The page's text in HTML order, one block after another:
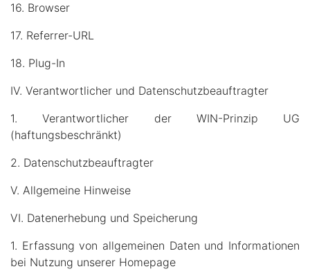
16. Browser
17. Referrer-URL
18. Plug-In
IV. Verantwortlicher und Datenschutzbeauftragter
1. Verantwortlicher der WIN-Prinzip UG
(haftungsbeschränkt)
2. Datenschutzbeauftragter
V. Allgemeine Hinweise
VI. Datenerhebung und Speicherung
1. Erfassung von allgemeinen Daten und Informationen
bei Nutzung unserer Homepage